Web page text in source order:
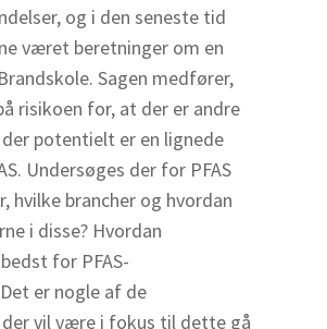
og i den seneste tid
været beretninger om en
Sagen medfører,
risikoen for, at der er andre
potentielt er en lignede
Undersøges der for PFAS
hvilke brancher og hvordan
i disse? Hvordan
for PFAS-
er nogle af de
vil være i fokus til dette gå